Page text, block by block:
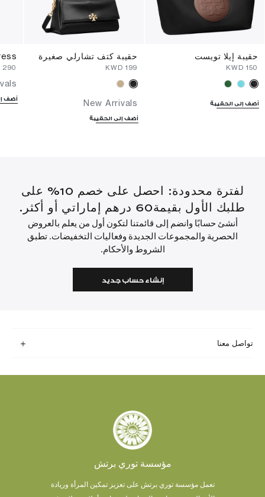
حقيبة إيلا تويست
أضف إلى الحقيبة
حقيبة كتف تشارلي صغيرة
New Arrivals
أضف إلى الحقيبة
أضف
لفترة محدودة: احصل على خصم 10% على
طلبك الأول بقيمة60 درهم إماراتي أو أكثر.
أنشئ حسابًا وانضم إلى قائمتنا لتكون أول من يعلم بالعروض
الحصرية والمجموعات الجديدة وفعاليات التخفيضات. تطبق
الشروط والأحكام.
إنشاء حساب جديد
تواصل معنا
مؤسسة توري برتش
تعمل مؤسسة توري برتش على تعزيز تمكين المرأة وريادة